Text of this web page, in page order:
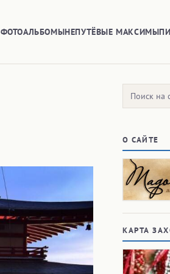
ФОТОАЛЬБОМЫНЕПУТЁВЫЕ МАКСИМЫ
Поиск:
О САЙТЕ
КАРТА